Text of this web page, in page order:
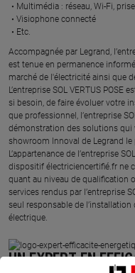
Multimédia : réseau, Wi-Fi,
Visiophone connecté​
Etc.​
​Accompagnée par Legrand,
est tenue en permanence
marché de l'électricité ainsi que
L’entreprise SOL VERTUS
si besoin, de faire évoluer votre
que professionnel, l’entreprise
démonstration des solutions qui
showroom Innoval de Legrand
L’appartenance de l’entreprise
dispositif électriciencertifié.fr ne
quant au niveau de qualification
services rendus par l’entreprise
seul responsable de
électrique.
UN EXPERT EN